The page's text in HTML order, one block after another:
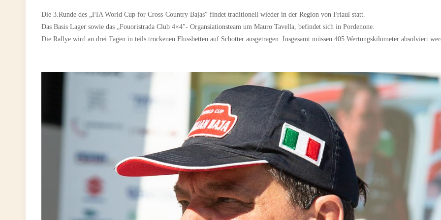
Die 3.Runde des „FIA World Cup for Cross-Country Bajas“ findet traditionell wieder in der Region von Friaul statt.
Das Basis Lager sowie das „Fouoristrada Club 4×4″- Organsiationsteam um Mauro Tavella, befindet sich in Pordenone.
Die Rallye wird an drei Tagen in teils trockenen Flussbetten auf Schotter ausgetragen. Insgesamt müssen 405 Wertungskilometer absolviert